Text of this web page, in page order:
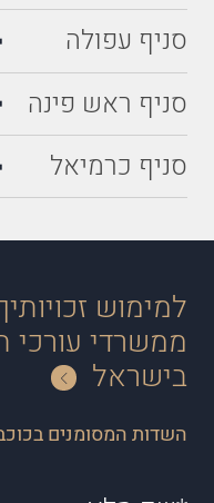
סניף עפולה
סניף ראש פינה
סניף כרמיאל
למימוש
ממשרדי עורכי
בישראל
השדות המסומנים